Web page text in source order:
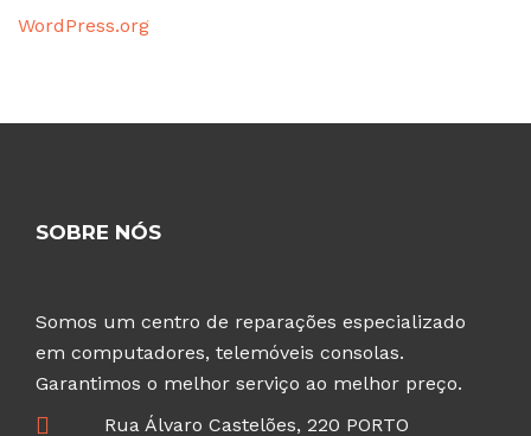
WordPress.org
SOBRE NÓS
Somos um centro de reparações especializado
em computadores, telemóveis consolas.
Garantimos o melhor serviço ao melhor preço.
Rua Álvaro Castelões, 220 PORTO